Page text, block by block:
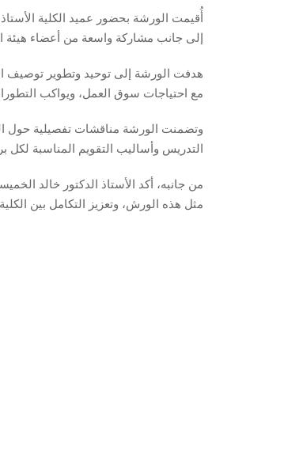
أُقيمت الورشة بحضور عميد الكلية
إلى جانب مشاركة واسعة من أعضاء هيئة
هدفت الورشة إلى توحيد وتطوير توصيف
مع احتياجات سوق العمل، ويواكب
التدريس وأساليب التقويم المناسبة
من جانبه، أكد الأستاذ الدكتور خالد
مثل هذه الورش، وتعزيز التكامل بين